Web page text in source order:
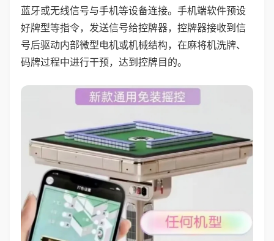
蓝牙或无线信号与手机等设备连接。手机端软件预设
好牌型等指令，发送信号给控牌器，控牌器接收到信
号后驱动内部微型电机或机械结构，在麻将机洗牌、
码牌过程中进行干预，达到控牌目的。